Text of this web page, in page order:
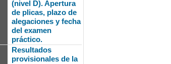
(nivel D). Apertura
de plicas, plazo de
alegaciones y fecha
del examen
práctico.
Resultados
provisionales de la